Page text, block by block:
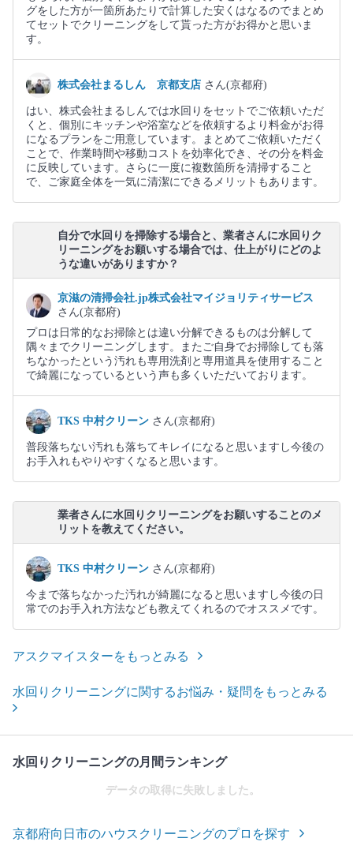
グをした方が一箇所あたりで計算した安くはなるのでまとめ
てセットでクリーニングをして貰った方がお得かと思いま
す。
株式会社まるしん 京都支店 さん(京都府)
はい、株式会社まるしんでは水回りをセットでご依頼いただ
くと、個別にキッチンや浴室などを依頼するより料金がお得
になるプランをご用意しています。まとめてご依頼いただく
ことで、作業時間や移動コストを効率化でき、その分を料金
に反映しています。さらに一度に複数箇所を清掃すること
で、ご家庭全体を一気に清潔にできるメリットもあります。
自分で水回りを掃除する場合と、業者さんに水回りク
リーニングをお願いする場合では、仕上がりにどのよ
うな違いがありますか？
京滋の清掃会社.jp株式会社マイジョリティサービス
さん(京都府)
プロは日常的なお掃除とは違い分解できるものは分解して
隅々までクリーニングします。またご自身でお掃除しても落
ちなかったという汚れも専用洗剤と専用道具を使用すること
で綺麗になっているという声も多くいただいております。
TKS 中村クリーン さん(京都府)
普段落ちない汚れも落ちてキレイになると思いますし今後の
お手入れもやりやすくなると思います。
業者さんに水回りクリーニングをお願いすることのメ
リットを教えてください。
TKS 中村クリーン さん(京都府)
今まで落ちなかった汚れが綺麗になると思いますし今後の日
常でのお手入れ方法なども教えてくれるのでオススメです。
アスクマイスターをもっとみる
水回りクリーニングに関するお悩み・疑問をもっとみる
水回りクリーニングの月間ランキング
データの取得に失敗しました。
京都府向日市のハウスクリーニングのプロを探す